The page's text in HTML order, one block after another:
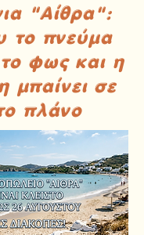
"Αίθρα":
το πνεύμα
φως και η
μπαίνει σε
πλάνο